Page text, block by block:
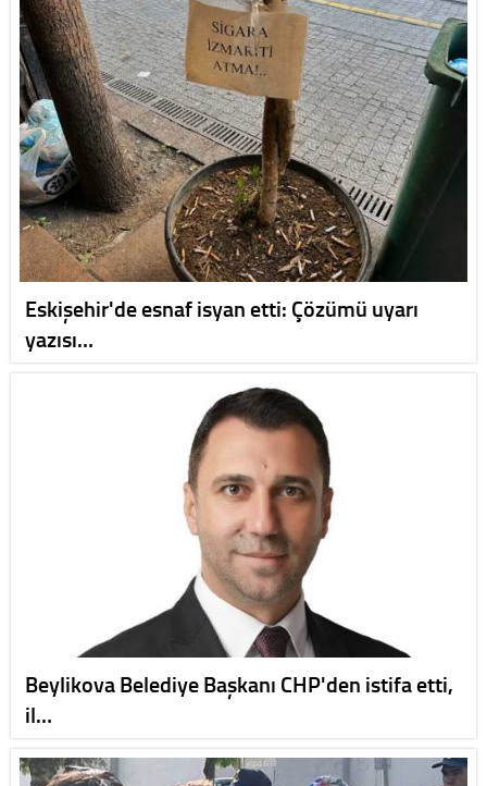
Eskişehir'de esnaf isyan etti: Çözümü uyarı
yazısı…
Beylikova Belediye Başkanı CHP'den istifa etti,
il…